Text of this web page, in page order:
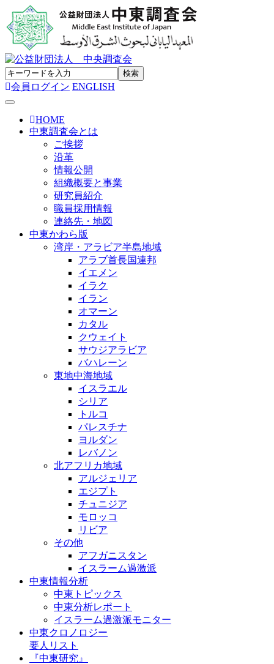
会員ログイン ENGLISH
Toggle navigation
HOME
中東調査会とは
ご挨拶
沿革
情報公開
組織概要と事業
研究員紹介
職員採用情報
連絡先・地図
中東かわら版
湾岸・アラビア半島地域
アラブ首長国連邦
イエメン
イラク
イラン
オマーン
カタル
クウェイト
サウジアラビア
バハレーン
東地中海地域
イスラエル
シリア
トルコ
パレスチナ
ヨルダン
レバノン
北アフリカ地域
アルジェリア
エジプト
チュニジア
モロッコ
リビア
その他
アフガニスタン
イスラーム過激派
中東情報分析
中東トピックス
中東分析レポート
イスラーム過激派モニター
中東クロノロジー
要人リスト
『中東研究』